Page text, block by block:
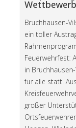
Bruchhausen-
ein toller
Feuerwehrfest:
in
für alle statt.
großer